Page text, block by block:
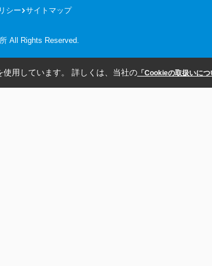
シー サイトマップ
All Rights Reserved.
用しています。 詳しくは、当社の「Cookieの取扱いにつ